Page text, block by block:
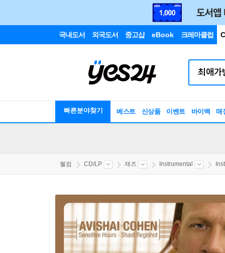
국내도서 외국도서 중고샵 eBook 크레마클럽
빠른분야찾기 베스트 신상품 이벤트 바이백 매
웰컴 CD/LP 재즈 Instrumental